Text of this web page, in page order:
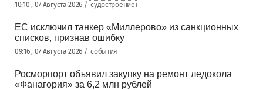
10:10 , 07 Августа 2026 / судостроение
ЕС исключил танкер «Миллерово» из санкционных
списков, признав ошибку
09:16 , 07 Августа 2026 / события
Росморпорт объявил закупку на ремонт ледокола
«Фанагория» за 6,2 млн рублей